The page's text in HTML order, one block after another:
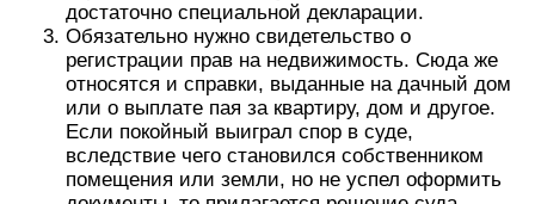
достаточно специальной декларации.
Обязательно нужно свидетельство о
регистрации прав на недвижимость. Сюда же
относятся и справки, выданные на дачный дом
или о выплате пая за квартиру, дом и другое.
Если покойный выиграл спор в суде,
вследствие чего становился собственником
помещения или земли, но не успел оформить